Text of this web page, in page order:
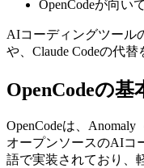
OpenCodeが向い
AIコーディングツール
や、Claude Codeの代
OpenCodeの基
OpenCodeは、Anomaly
オープンソースのAIコ
語で実装されており、